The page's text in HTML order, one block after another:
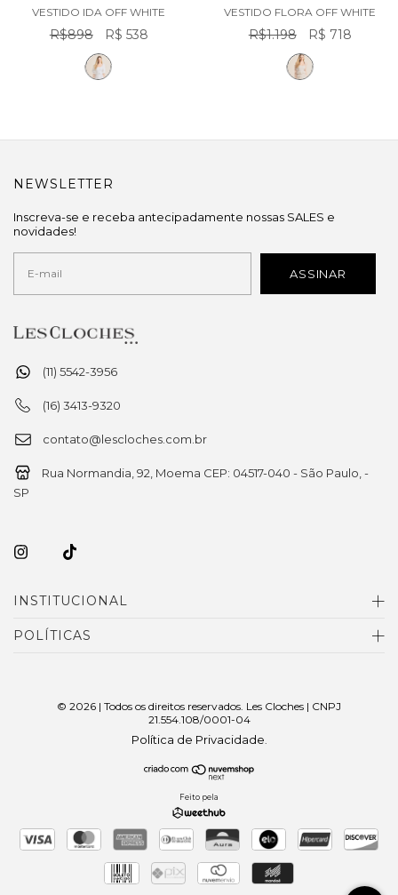
VESTIDO IDA OFF WHITE
R$898 R$ 538
VESTIDO FLORA OFF WHITE
R$1.198 R$ 718
(11) 5542-3956
(16) 3413-9320
contato@lescloches.com.br
Rua Normandia, 92, Moema CEP: 04517-040 - São Paulo, -
SP
INSTITUCIONAL
POLÍTICAS
NEWSLETTER
Inscreva-se e receba antecipadamente nossas SALES e
novidades!
© 2026 | Todos os direitos reservados. Les Cloches | CNPJ
21.554.108/0001-04
Política de Privacidade
Feito pela